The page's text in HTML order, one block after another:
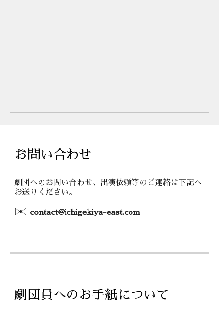
お問い合わせ
劇団へのお問い合わせ、出演依頼等のご連絡は下記へ
お送りください。
✉️ contact@ichigekiya-east.com
劇団員へのお手紙について